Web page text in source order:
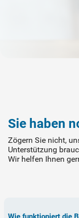
Sie haben
Zögern Sie nicht,
Unterstützung
Wir helfen Ihnen